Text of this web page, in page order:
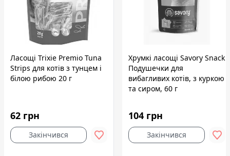
Ласощі Trixie Premio Tuna
Strips для котів з тунцем і
білою рибою 20 г
62 грн
Закінчився
Хрумкі ласощі Savory Snack
Подушечки для
вибагливих котів, з куркою
та сиром, 60 г
104 грн
Закінчився